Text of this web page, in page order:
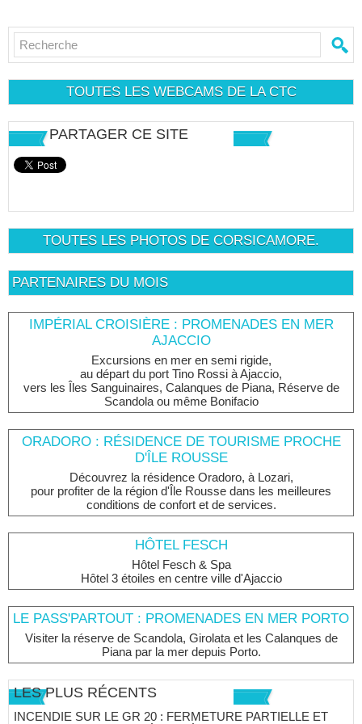
TOUTES LES WEBCAMS DE LA CTC
PARTAGER CE SITE
TOUTES LES PHOTOS DE CORSICAMORE.
PARTENAIRES DU MOIS
IMPÉRIAL CROISIÈRE : PROMENADES EN MER
AJACCIO
Excursions en mer en semi rigide,
au départ du port Tino Rossi à Ajaccio,
vers les Îles Sanguinaires, Calanques de Piana, Réserve de
Scandola ou même Bonifacio
ORADORO : RÉSIDENCE DE TOURISME PROCHE
D'ÎLE ROUSSE
Découvrez la résidence Oradoro, à Lozari,
pour profiter de la région d'Île Rousse dans les meilleures
conditions de confort et de services.
HÔTEL FESCH
Hôtel Fesch & Spa
Hôtel 3 étoiles en centre ville d'Ajaccio
LE PASS'PARTOUT : PROMENADES EN MER PORTO
Visiter la réserve de Scandola, Girolata et les Calanques de
Piana par la mer depuis Porto.
LES PLUS RÉCENTS
INCENDIE SUR LE GR 20 : FERMETURE PARTIELLE ET